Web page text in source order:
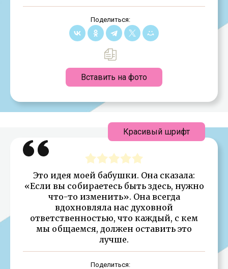
Поделиться:
Вставить на фото
Это идея моей бабушки. Она сказала:
«Если вы собираетесь быть здесь, нужно
что-то изменить». Она всегда
вдохновляла нас духовной
ответственностью, что каждый, с кем
мы общаемся, должен оставить это
лучше.
Поделиться:
Красивый шрифт